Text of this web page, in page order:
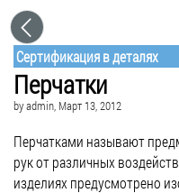
Сертификация в деталях
Перчатки
byadmin, Март 13, 2012
Перчатками называют
рук от различных
изделиях предусмотрено